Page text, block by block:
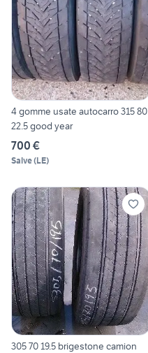
4 gomme usate autocarro 315 80
22.5 good year
700 €
Salve(LE)
305 70 19.5 brigestone camion